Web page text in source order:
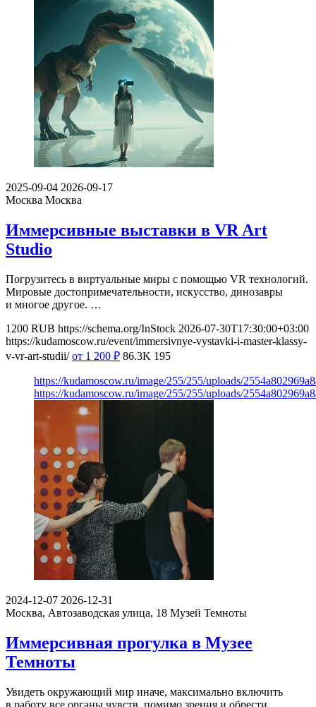
2025-09-04 2026-09-17
Москва Москва
Иммерсивные выставки в VR Art
Studio
Погрузитесь в виртуальные миры с помощью VR технологий.
Мировые достопримечательности, искусство, динозавры
и многое другое. …
1200 RUB https://schema.org/InStock 2026-07-30T17:30:00+03:00
https://kudamoscow.ru/event/immersivnye-vystavki-i-master-klassy-
v-vr-art-studii/ от 1 200 ₽ 86.3K 195
https://kudamoscow.ru/image/255/255/uploads/
https://kudamoscow.ru/image/255/255/uploads/
2024-12-07 2026-12-31
Москва, Автозаводская улица, 18 Музей Темноты
Иммерсивная прогулка в Музее
Темноты
Увидеть окружающий мир иначе, максимально включить
в работу все органы чувств, помимо зрения и обрести